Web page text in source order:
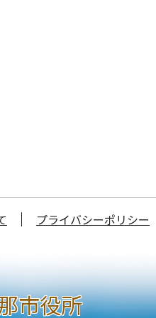
プライバシーポリシー
市役所